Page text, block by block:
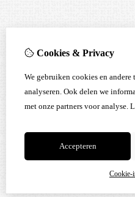
Cookies & Privacy
We gebruiken cookies en
analyseren. Ook delen we
met onze partners voor analyse.
Accepteren
Cookie-